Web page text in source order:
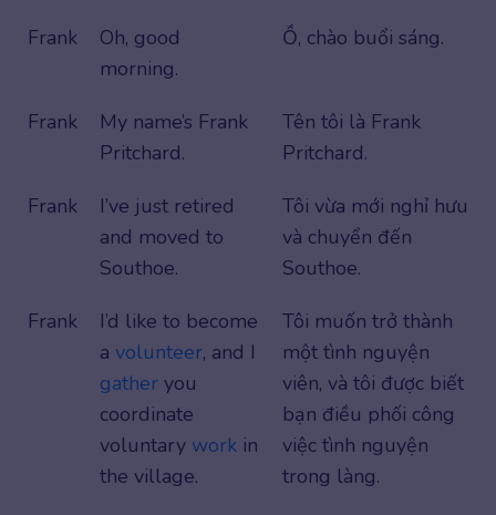
Frank
Oh, good
morning.
Ồ, chào buổi sáng.
Frank
My name’s Frank
Pritchard.
Tên tôi là Frank
Pritchard.
Frank
I’ve just retired
and moved to
Southoe.
Tôi vừa mới nghỉ hưu
và chuyển đến
Southoe.
Frank
I’d like to become
a volunteer, and I
gather you
coordinate
voluntary work in
the village.
Tôi muốn trở thành
một tình nguyện
viên, và tôi được biết
bạn điều phối công
việc tình nguyện
trong làng.